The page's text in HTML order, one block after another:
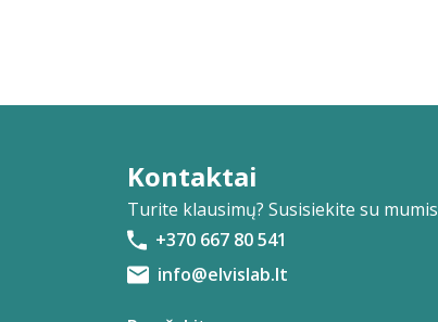
Kontaktai
Turite klausimų? Susisiekite su mumis
+370 667 80 541
info@elvislab.lt